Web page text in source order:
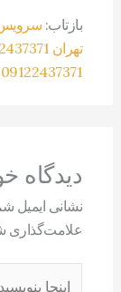
بازتاب: سرویس
09122437371
دیدگاه‌
نشانی ایمیل
علامت‌گذاری